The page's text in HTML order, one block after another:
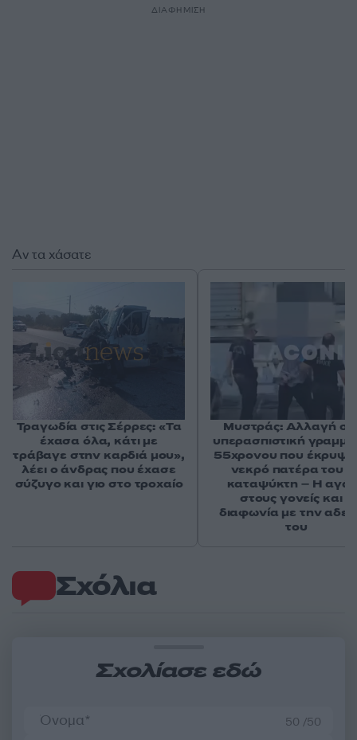
ΔΙΑΦΗΜΙΣΗ
Σχόλια
Σχολίασε εδώ
50 /50
Αν τα χάσατε
Τραγωδία στις Σέρρες: «Τα
έχασα όλα, κάτι με
τράβαγε στην καρδιά μου»,
λέει ο άνδρας που έχασε
σύζυγο και γιο στο τροχαίο
Μυστράς: Αλλαγή
υπερασπιστική
55χρονου που έκρυψε
νεκρό πατέρα του
καταψύκτη – Η
στους γονείς και η
διαφωνία με την
του